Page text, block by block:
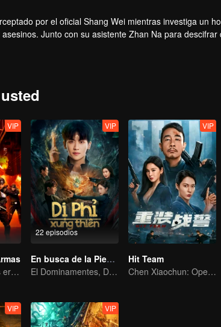
por el oficial Shang Wei mientras investiga un
Junto con su asistente Zhan Na para
y frustra un golpe de Estado. Con el apoyo
VIP
Mujeres soldados erradicando la delincuencia
22 episodios
VIP
En busca de la Piedra Alma
El Dominamentes, De Nadie a Soberano
VIP
Hit Team
Chen Xiaochun: Operación contra el crimen y las drogas
VIP VIP